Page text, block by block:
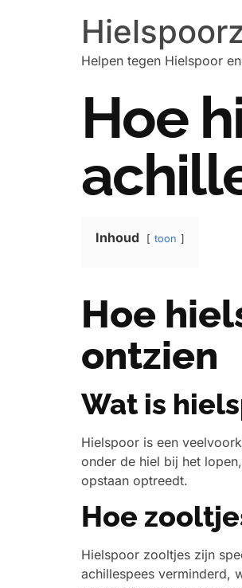
Helpen tegen Hielspoor
Hoe
Inhoud toon
Hoe
ontzien
Wat is
Hielspoor is een
onder de hiel bij het
opstaan optreedt.
Hoe
Hielspoor zooltjes zijn
achillespees verminderd,